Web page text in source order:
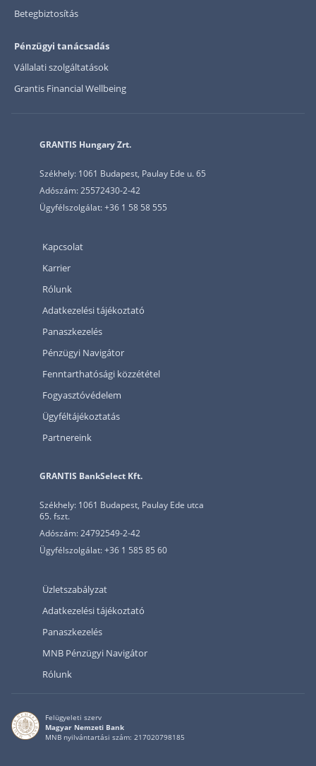
Betegbiztosítás
Pénzügyi tanácsadás
Vállalati szolgáltatások
Grantis Financial Wellbeing
GRANTIS Hungary Zrt.
Székhely: 1061 Budapest, Paulay Ede u. 65
Adószám: 25572430-2-42
Ügyfélszolgálat: +36 1 58 58 555
Kapcsolat
Karrier
Rólunk
Adatkezelési tájékoztató
Panaszkezelés
Pénzügyi Navigátor
Fenntarthatósági közzététel
Fogyasztóvédelem
Ügyféltájékoztatás
Partnereink
GRANTIS BankSelect Kft.
Székhely: 1061 Budapest, Paulay Ede utca
65. fszt.
Adószám: 24792549-2-42
Ügyfélszolgálat: +36 1 585 85 60
Üzletszabályzat
Adatkezelési tájékoztató
Panaszkezelés
MNB Pénzügyi Navigátor
Rólunk
Felügyeleti szerv
Magyar Nemzeti Bank
MNB nyilvántartási szám: 217020798185